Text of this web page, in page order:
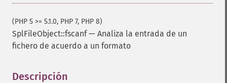
(PHP 5 >= 5.1.0, PHP 7, PHP 8)
SplFileObject::fscanf— Analiza la entrada de un
fichero de acuerdo a un formato
Descripción